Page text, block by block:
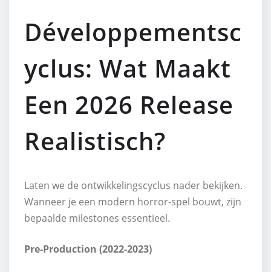
Développementsc
yclus: Wat Maakt
Een 2026 Release
Realistisch?
Laten we de ontwikkelingscyclus nader bekijken.
Wanneer je een modern horror-spel bouwt, zijn
bepaalde milestones essentieel.
Pre-Production (2022-2023)